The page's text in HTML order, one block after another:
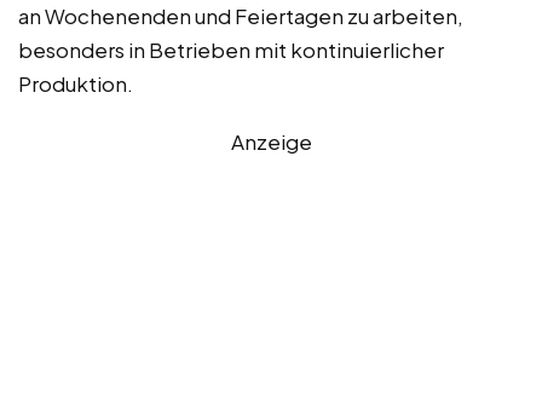
an Wochenenden und Feiertagen zu arbeiten,
besonders in Betrieben mit kontinuierlicher
Produktion.
Anzeige